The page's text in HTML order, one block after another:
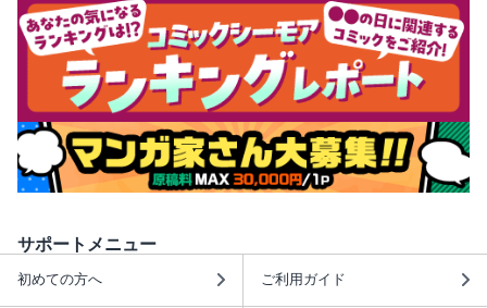
サポートメニュー
初めての方へ ご利用ガイド